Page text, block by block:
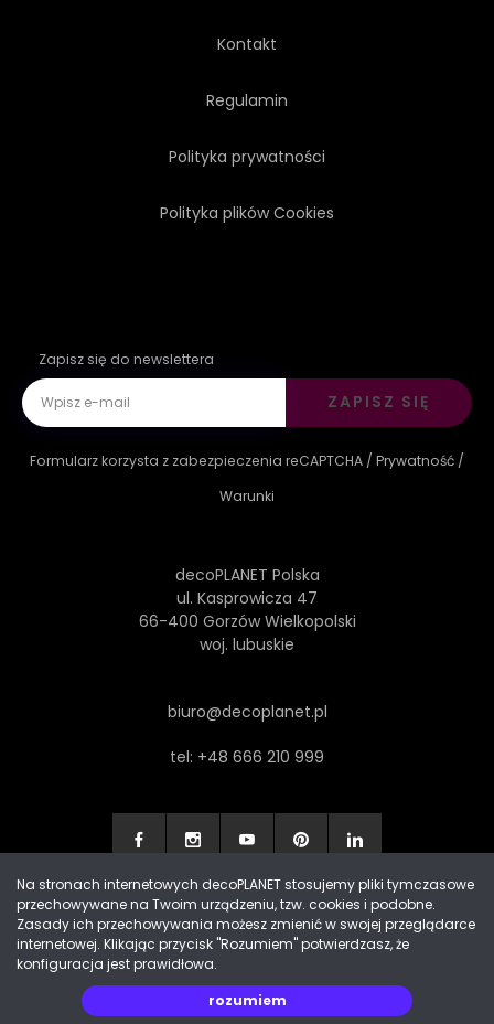
Kontakt
Regulamin
Polityka prywatności
Polityka plików Cookies
Zapisz się do newslettera
ZAPISZ SIĘ
Formularz korzysta z zabezpieczenia reCAPTCHA / Prywatność /
Warunki
decoPLANET Polska
ul. Kasprowicza 47
66-400 Gorzów Wielkopolski
woj. lubuskie
biuro@decoplanet.pl
tel: +48 666 210 999
Made with by Progres Media & decoPLANET
Na stronach internetowych decoPLANET stosujemy pliki tymczasowe
przechowywane na Twoim urządzeniu, tzw. cookies i podobne.
Zasady ich przechowywania możesz zmienić w swojej przeglądarce
internetowej. Klikając przycisk "Rozumiem" potwierdzasz, że
konfiguracja jest prawidłowa.
rozumiem